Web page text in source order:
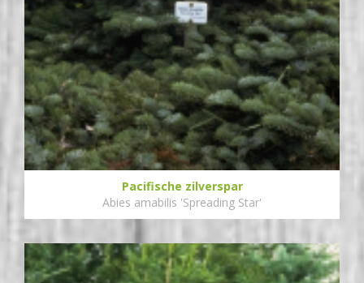
Pacifische zilverspar
Abies amabilis 'Spreading Star'